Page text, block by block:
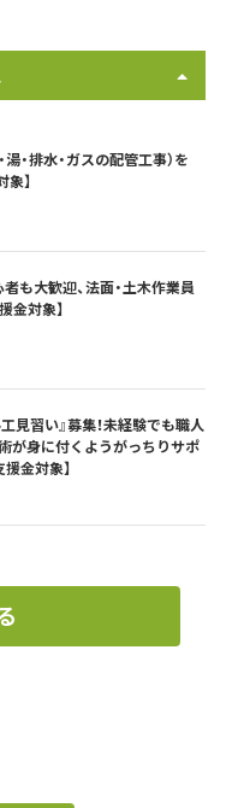
・排水・ガスの配管工事）を
】
も大歓迎、法面・土木作業員
金対象】
見習い』募集！未経験でも職人
が身に付くようがっちりサポ
金対象】